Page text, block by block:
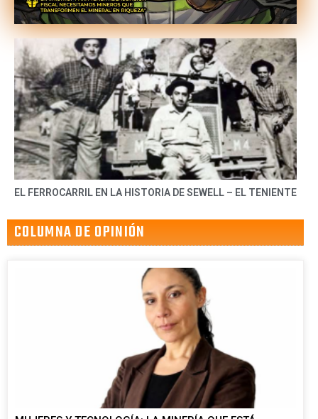
EL FERROCARRIL EN LA HISTORIA DE SEWELL – EL TENIENTE
COLUMNA DE OPINIÓN